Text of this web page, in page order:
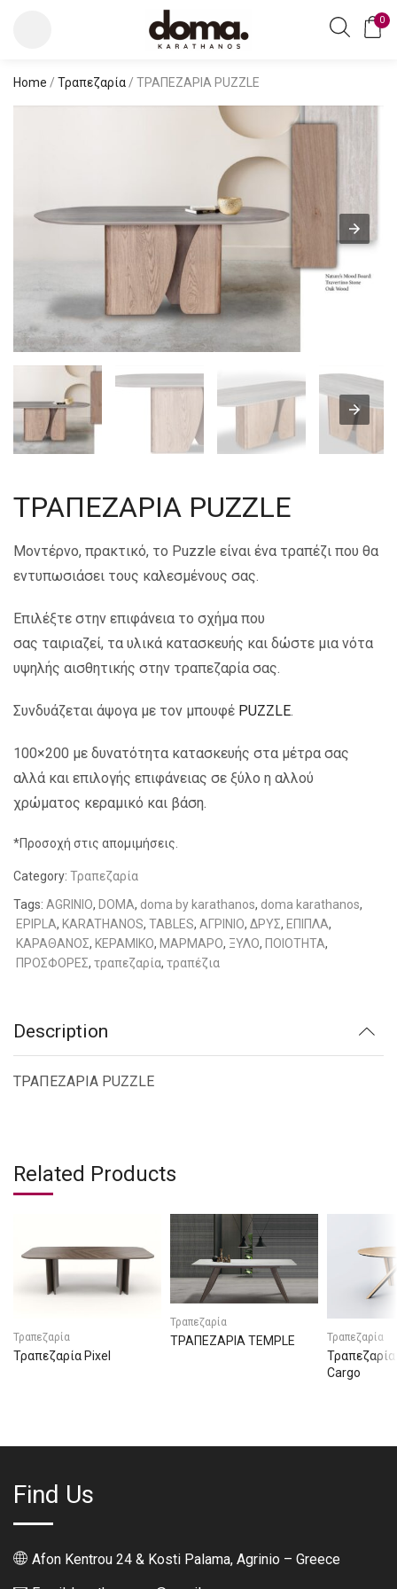
0
Home / Τραπεζαρία / ΤΡΑΠΕΖΑΡΙΑ PUZZLE
ΤΡΑΠΕΖΑΡΙΑ PUZZLE
Μοντέρνο, πρακτικό, το Puzzle είναι ένα τραπέζι που θα
εντυπωσιάσει τους καλεσμένους σας.
Επιλέξτε στην επιφάνεια το σχήμα που
σας ταιριαζεί, τα υλικά κατασκευής και δώστε μια νότα
υψηλής αισθητικής στην τραπεζαρία σας.
Συνδυάζεται άψογα με τον μπουφέ PUZZLE.
100×200 με δυνατότητα κατασκευής στα μέτρα σας
αλλά και επιλογής επιφάνειας σε ξύλο η αλλού
χρώματος κεραμικό και βάση.
*Προσοχή στις απομιμήσεις.
Category: Τραπεζαρία
Tags: AGRINIO, DOMA, doma by karathanos, doma karathanos,
EPIPLA, KARATHANOS, TABLES, ΑΓΡΙΝΙΟ, ΔΡΥΣ, ΕΠΙΠΛΑ,
ΚΑΡΑΘΑΝΟΣ, ΚΕΡΑΜΙΚΟ, ΜΑΡΜΑΡΟ, ΞΥΛΟ, ΠΟΙΟΤΗΤΑ,
ΠΡΟΣΦΟΡΕΣ, τραπεζαρία, τραπέζια
Description
ΤΡΑΠΕΖΑΡΙΑ PUZZLE
Related Products
Τραπεζαρία
Τραπεζαρία Pixel
Τραπεζαρία
ΤΡΑΠΕΖΑΡΙΑ TEMPLE Τραπεζαρία
Cargo
Find Us
Afon Kentrou 24 & Kosti Palama, Agrinio – Greece